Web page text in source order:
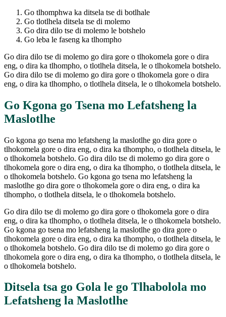
Go tlhomphwa ka ditsela tse di botlhale
Go tlotlhela ditsela tse di molemo
Go dira dilo tse di molemo le botshelo
Go leba le faseng ka tlhompho
Go dira dilo tse di molemo go dira gore o tlhokomela gore o dira
eng, o dira ka tlhompho, o tlotlhela ditsela, le o tlhokomela botshelo.
Go dira dilo tse di molemo go dira gore o tlhokomela gore o dira
eng, o dira ka tlhompho, o tlotlhela ditsela, le o tlhokomela botshelo.
Go Kgona go Tsena mo Lefatsheng la
Maslotlhe
Go kgona go tsena mo lefatsheng la maslotlhe go dira gore o
tlhokomela gore o dira eng, o dira ka tlhompho, o tlotlhela ditsela, le
o tlhokomela botshelo. Go dira dilo tse di molemo go dira gore o
tlhokomela gore o dira eng, o dira ka tlhompho, o tlotlhela ditsela, le
o tlhokomela botshelo. Go kgona go tsena mo lefatsheng la
maslotlhe go dira gore o tlhokomela gore o dira eng, o dira ka
tlhompho, o tlotlhela ditsela, le o tlhokomela botshelo.
Go dira dilo tse di molemo go dira gore o tlhokomela gore o dira
eng, o dira ka tlhompho, o tlotlhela ditsela, le o tlhokomela botshelo.
Go kgona go tsena mo lefatsheng la maslotlhe go dira gore o
tlhokomela gore o dira eng, o dira ka tlhompho, o tlotlhela ditsela, le
o tlhokomela botshelo. Go dira dilo tse di molemo go dira gore o
tlhokomela gore o dira eng, o dira ka tlhompho, o tlotlhela ditsela, le
o tlhokomela botshelo.
Ditsela tsa go Gola le go Tlhabolola mo
Lefatsheng la Maslotlhe